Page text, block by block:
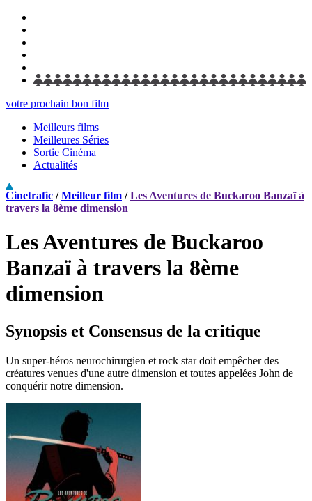
votre prochain bon film
Meilleurs films
Meilleures Séries
Sortie Cinéma
Actualités
Cinetrafic /Meilleur film /Les Aventures de Buckaroo Banzaï à
travers la 8ème dimension
Les Aventures de Buckaroo
Banzaï à travers la 8ème
dimension
Synopsis et Consensus de la critique
Un super-héros neurochirurgien et rock star doit empêcher des
créatures venues d'une autre dimension et toutes appelées John de
conquérir notre dimension.